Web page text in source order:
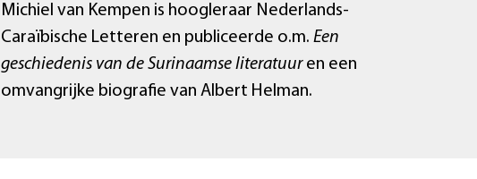
Michiel van Kempen is hoogleraar Nederlands-
Caraïbische Letteren en publiceerde o.m. Een
geschiedenis van de Surinaamse literatuuren een
omvangrijke biografie van Albert Helman.